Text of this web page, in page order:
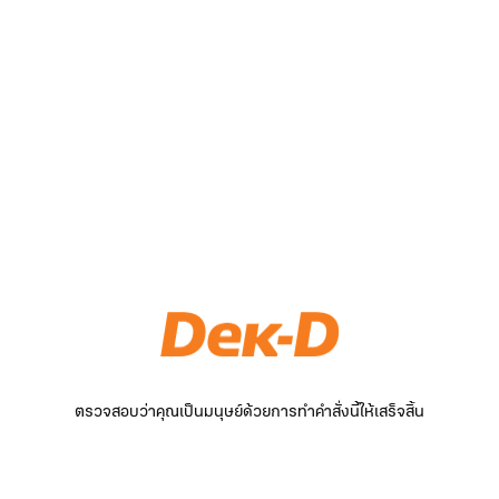
ตรวจสอบว่าคุณเป็นมนุษย์ด้วยการทำคำสั่งนี้ให้เสร็จสิ้น